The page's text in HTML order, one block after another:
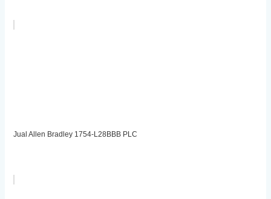
Jual Allen Bradley 1754-L28BBB PLC